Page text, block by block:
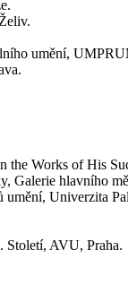
umění,
Works of His
Galerie hlavního
umění, Univerzita
Století, AVU, Praha.